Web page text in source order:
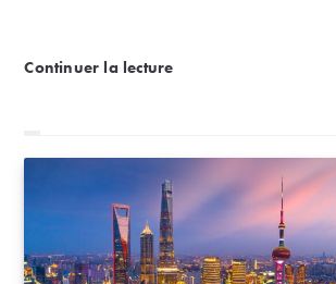
Continuer la lectureDisparition de Marcel